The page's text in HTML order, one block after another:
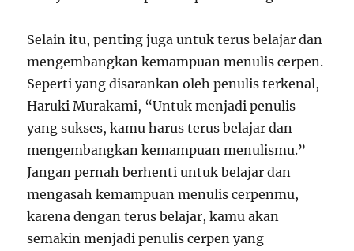
Selain itu, penting juga untuk terus belajar dan
mengembangkan kemampuan menulis cerpen.
Seperti yang disarankan oleh penulis terkenal,
Haruki Murakami, “Untuk menjadi penulis
yang sukses, kamu harus terus belajar dan
mengembangkan kemampuan menulismu.”
Jangan pernah berhenti untuk belajar dan
mengasah kemampuan menulis cerpenmu,
karena dengan terus belajar, kamu akan
semakin menjadi penulis cerpen yang